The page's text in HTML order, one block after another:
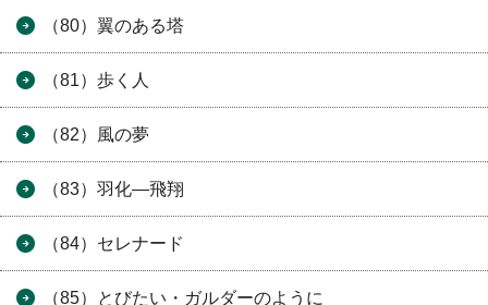
（80）翼のある塔
（81）歩く人
（82）風の夢
（83）羽化―飛翔
（84）セレナード
（85）とびたい・ガルダーのように